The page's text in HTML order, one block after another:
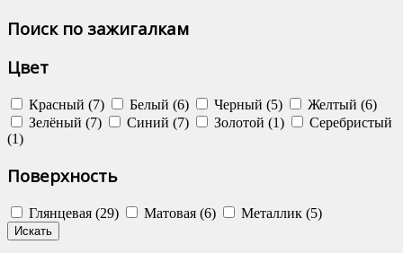
Поиск по зажигалкам
Цвет
Красный (7) Белый (6) Черный (5)
Желтый (6)
Зелёный (7)
Синий (7) Золотой (1)
Серебристый
(1)
Поверхность
Глянцевая (29) Матовая (6) Металлик (5)